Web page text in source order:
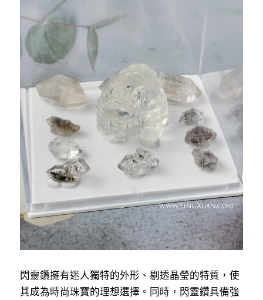
閃靈鑽擁有迷人獨特的外形、剔透晶瑩的特質，使
其成為時尚珠寶的理想選擇。同時，閃靈鑽具備強